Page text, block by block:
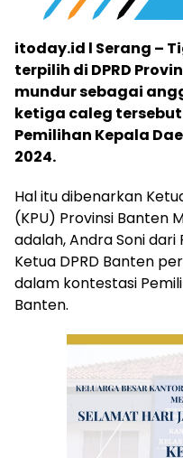
itoday.id l Serang –
terpilih di DPRD
mundur sebagai
ketiga caleg
Pemilihan Kepala
2024.
Hal itu dibenarkan
(KPU) Provinsi Banten
adalah, Andra Soni
Ketua DPRD Banten
dalam kontestasi
Banten.